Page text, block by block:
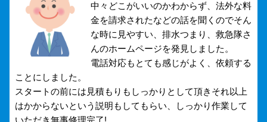
中々どこがいいのかわからず、法外な料
金を請求されたなどの話を聞くのでそん
な時に見やすい、排水つまり、救急隊さ
んのホームページを発見しました。
電話対応もとても感じがよく、依頼する
ことにしました。
スタートの前には見積もりもしっかりとして頂きそれ以上
はかからないという説明もしてもらい、しっかり作業して